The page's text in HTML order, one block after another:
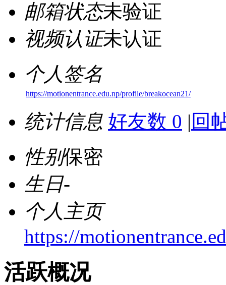
邮箱状态未验证
视频认证未认证
个人签名
https://motionentrance.edu.np/profile/breakocean21/
统计信息 好友数 0 | 回
性别保密
生日-
个人主页
https://
活跃概况